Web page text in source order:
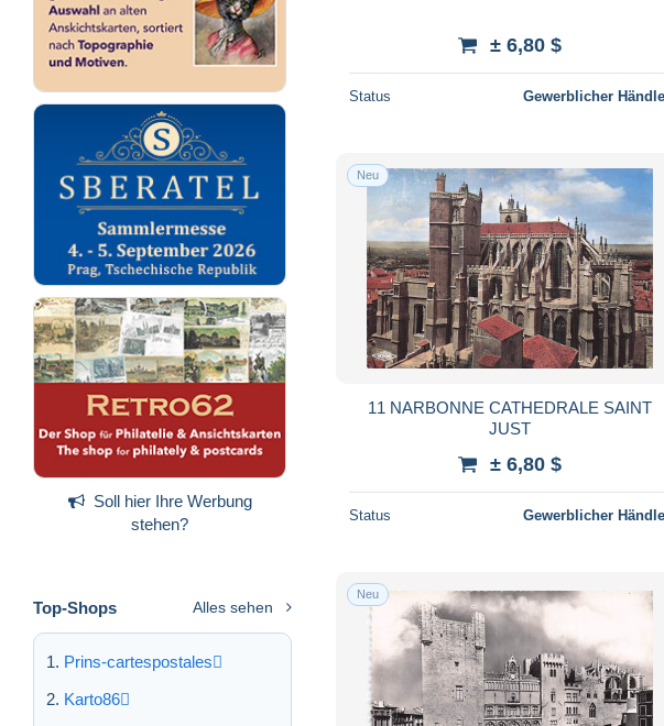
Soll hier Ihre Werbung
stehen?
Top-Shops Alles sehen
Prins-cartespostales
Karto86
± 6,80 $
Status Gewerblicher
Neu
11 NARBONNE CATHEDRALE SAINT
JUST
± 6,80 $
Status Gewerblicher
Neu